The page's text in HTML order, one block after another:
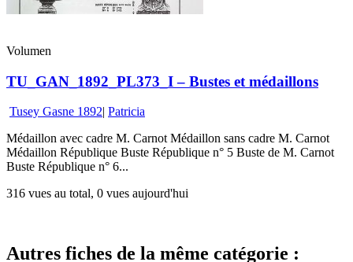
Volumen
TU_GAN_1892_PL373_I – Bustes et médaillons
Tusey Gasne 1892| Patricia
Médaillon avec cadre M. Carnot Médaillon sans cadre M. Carnot
Médaillon République Buste République n° 5 Buste de M. Carnot
Buste République n° 6...
316 vues au total, 0 vues aujourd'hui
Autres fiches de la même catégorie :